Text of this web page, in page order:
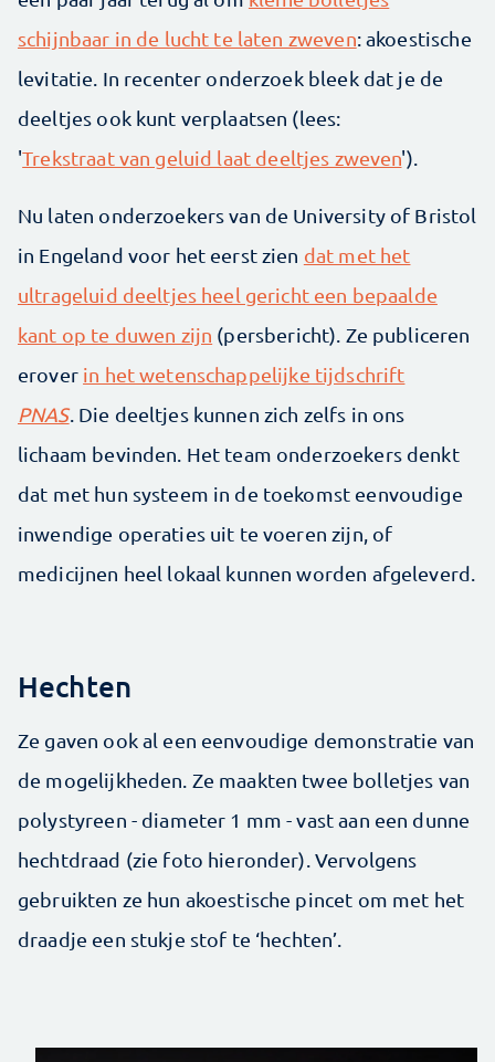
schijnbaar in de lucht te laten zweven: akoestische
levitatie. In recenter onderzoek bleek dat je de
deeltjes ook kunt verplaatsen (lees:
'Trekstraat van geluid laat deeltjes zweven').
Nu laten onderzoekers van de University of Bristol
in Engeland voor het eerst zien dat met het
ultrageluid deeltjes heel gericht een bepaalde
kant op te duwen zijn (persbericht). Ze publiceren
erover in het wetenschappelijke tijdschrift
PNAS. Die deeltjes kunnen zich zelfs in ons
lichaam bevinden. Het team onderzoekers denkt
dat met hun systeem in de toekomst eenvoudige
inwendige operaties uit te voeren zijn, of
medicijnen heel lokaal kunnen worden afgeleverd.
Hechten
Ze gaven ook al een eenvoudige demonstratie van
de mogelijkheden. Ze maakten twee bolletjes van
polystyreen - diameter 1 mm - vast aan een dunne
hechtdraad (zie foto hieronder). Vervolgens
gebruikten ze hun akoestische pincet om met het
draadje een stukje stof te ‘hechten’.